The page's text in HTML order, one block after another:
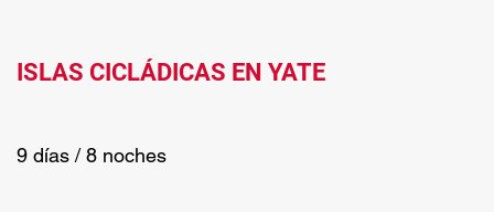
ISLAS CICLÁDICAS EN YATE
9 días / 8 noches